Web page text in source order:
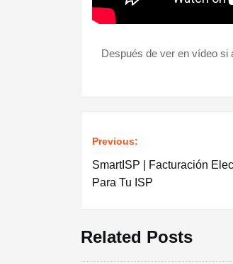
Después de ver en vídeo si
Navegación
de
Previous:
SmartISP | Facturación
Para Tu ISP
Related Posts